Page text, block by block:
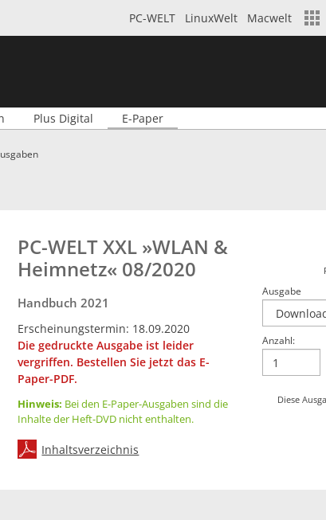
PC-WELT LinuxWelt Macwelt
Plus Digital E-Paper
PC-WELT XXL »WLAN &
Heimnetz« 08/2020
Handbuch 2021
Erscheinungstermin: 18.09.2020
Die gedruckte Ausgabe ist leider
vergriffen. Bestellen Sie jetzt das E-
Paper-PDF.
Hinweis: Bei den E-Paper-Ausgaben sind die
Inhalte der Heft-DVD nicht enthalten.
Inhaltsverzeichnis
Ausgabe
Anzahl:
Diese